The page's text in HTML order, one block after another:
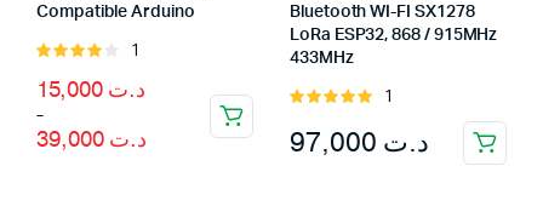
Compatible Arduino
Rated
of 5
1
د.ت 15,000
–
د.ت 39,000
Price
range:
د.ت 15,000
through
Bluetooth WI-FI SX1278
LoRa ESP32, 868 / 915MHz
433MHz
Rated
5
1
د.ت